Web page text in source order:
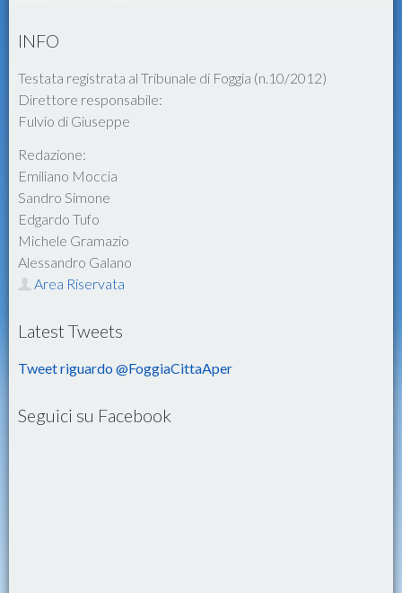
INFO
Testata registrata al Tribunale di Foggia (n.10/2012)
Direttore responsabile:
Fulvio di Giuseppe
Redazione:
Emiliano Moccia
Sandro Simone
Edgardo Tufo
Michele Gramazio
Alessandro Galano
Area Riservata
Latest Tweets
Tweet riguardo @FoggiaCittaAper
Seguici su Facebook